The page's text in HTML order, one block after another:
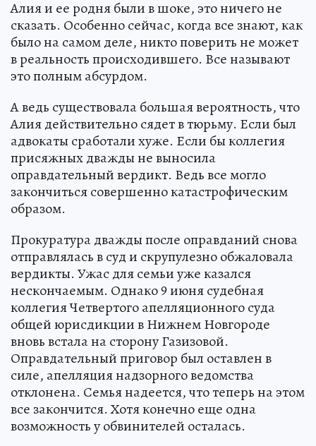
Алия и ее родня были в шоке, это ничего не
сказать. Особенно сейчас, когда все знают, как
было на самом деле, никто поверить не может
в реальность происходившего. Все называют
это полным абсурдом.
А ведь существовала большая вероятность, что
Алия действительно сядет в тюрьму. Если был
адвокаты сработали хуже. Если бы коллегия
присяжных дважды не выносила
оправдательный вердикт. Ведь все могло
закончиться совершенно катастрофическим
образом.
Прокуратура дважды после оправданий снова
отправлялась в суд и скрупулезно обжаловала
вердикты. Ужас для семьи уже казался
нескончаемым. Однако 9 июня судебная
коллегия Четвертого апелляционного суда
общей юрисдикции в Нижнем Новгороде
вновь встала на сторону Газизовой.
Оправдательный приговор был оставлен в
силе, апелляция надзорного ведомства
отклонена. Семья надеется, что теперь на этом
все закончится. Хотя конечно еще одна
возможность у обвинителей осталась.